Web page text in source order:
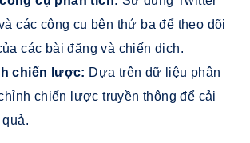
các công cụ bên thứ ba để theo dõi
các bài đăng và chiến dịch.
chiến lược: Dựa trên dữ liệu phân
chiến lược truyền thông để cải